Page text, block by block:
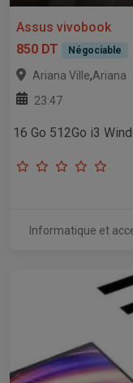
Assus vivobook
850 DT
Négociable
Ariana Ville,Ariana
23:47
16 Go 512Go i3
Informatique et